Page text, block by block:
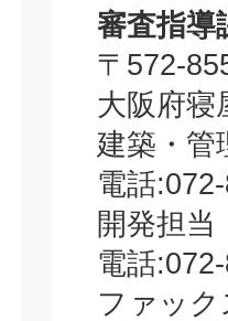
審査指導
〒572-
大阪府寝
建築・管
電話
開発担当
電話
ファック